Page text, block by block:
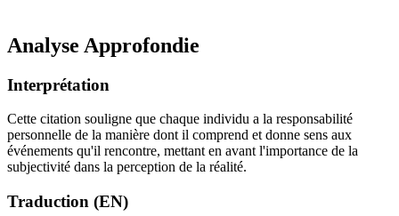
Analyse Approfondie
Interprétation
Cette citation souligne que chaque individu a la responsabilité
personnelle de la manière dont il comprend et donne sens aux
événements qu'il rencontre, mettant en avant l'importance de la
subjectivité dans la perception de la réalité.
Traduction (EN)